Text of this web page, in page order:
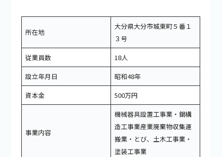
所在地
大分県大分市城東町５番１
３号
従業員数
18人
設立年月日
昭和48年
資本金
500万円
事業内容
機械器具設置工事業・鋼構
造工事業産業廃棄物収集運
搬業・とび、土木工事業・
塗装工事業